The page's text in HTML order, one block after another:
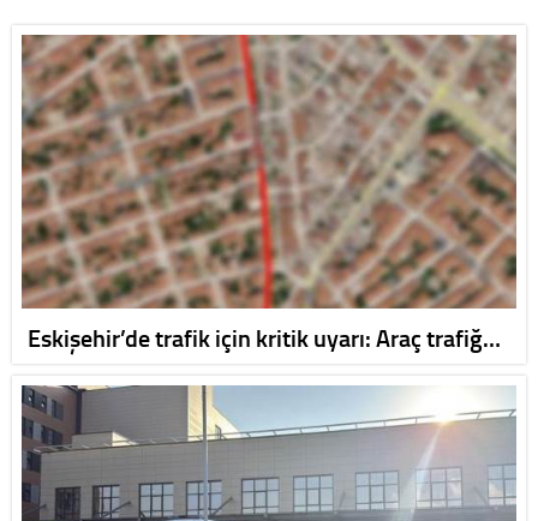
Eskişehir’de trafik için kritik uyarı: Araç trafiğ…